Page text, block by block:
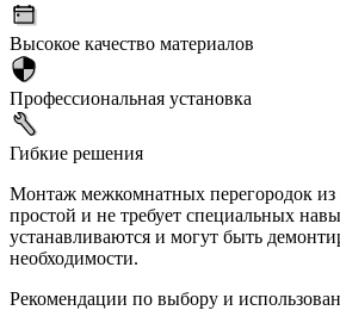
Высокое качество материалов
Профессиональная установка
Гибкие решения
Монтаж межкомнатных перегородок из
простой и не требует специальных
устанавливаются и могут быть
необходимости.
Рекомендации по выбору и